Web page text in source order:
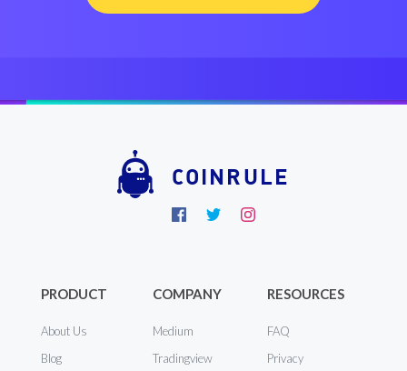
COINRULE
PRODUCT
About Us
Blog
COMPANY
Medium
Tradingview
RESOURCES
FAQ
Privacy